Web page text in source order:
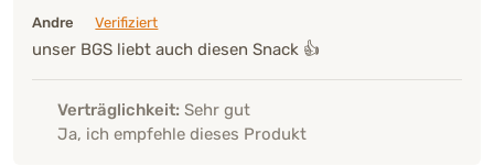
Andre
Verifiziert
unser BGS liebt auch diesen Snack 👍
Verträglichkeit: Sehr gut
Ja, ich empfehle dieses Produkt